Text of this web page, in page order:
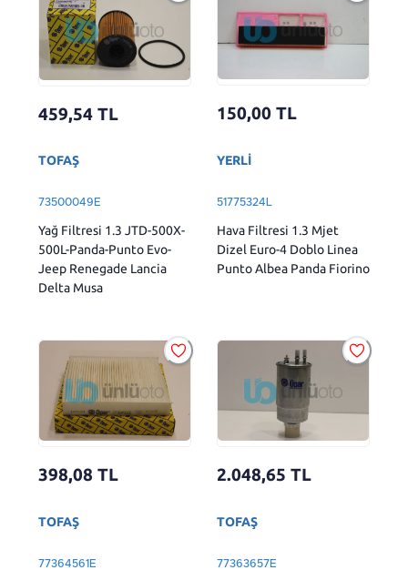
459,54 TL
TOFAŞ
73500049E
Yağ Filtresi 1.3 JTD-500X-
500L-Panda-Punto Evo-
Jeep Renegade Lancia
Delta Musa
150,00 TL
YERLİ
51775324L
Hava Filtresi 1.3 Mjet
Dizel Euro-4 Doblo Linea
Punto Albea Panda Fiorino
398,08 TL
TOFAŞ
77364561E
2.048,65 TL
TOFAŞ
77363657E